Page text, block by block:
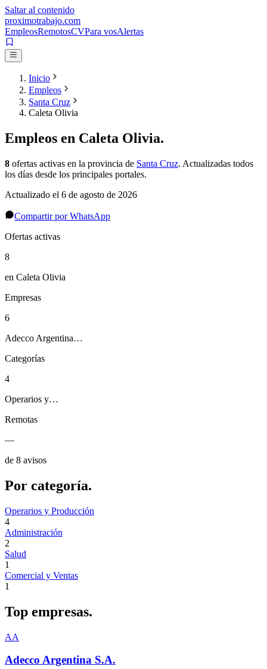
Saltar al contenido
proximotrabajo.com
EmpleosRemotosCVPara vosAlertas
Inicio
Empleos
Santa Cruz
Caleta Olivia
Empleos en Caleta Olivia.
8 ofertas activas en la provincia de Santa Cruz. Actualizadas todos
los días desde los principales portales.
Actualizado el 6 de agosto de 2026
Compartir por WhatsApp
Ofertas activas
8
en Caleta Olivia
Empresas
6
Adecco Argentina…
Categorías
4
Operarios y…
Remotas
—
de 8 avisos
Por categoría.
Operarios y Producción
4
Administración
2
Salud
1
Comercial y Ventas
1
Top empresas.
AA
Adecco Argentina S.A.